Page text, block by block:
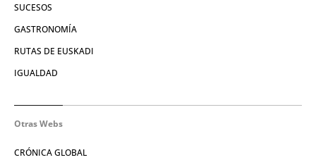
SUCESOS
GASTRONOMÍA
RUTAS DE EUSKADI
IGUALDAD
Otras Webs
CRÓNICA GLOBAL